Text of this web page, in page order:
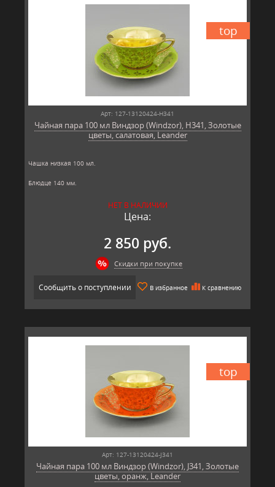
top
Арт: 127-13120424-H341
Чайная пара 100 мл Виндзор (Windzor), H341, Золотые
цветы, салатовая, Leander
Чашка низкая 100 мл.
Блюдце 140 мм.
Материал: твёрдый фарфор, позолота
Производитель: Leander, Чехия.
НЕТ В НАЛИЧИИ
Цена:
2 850 руб.
Скидки при покупке
Сообщить о поступлении В избранное К сравнению
top
Арт: 127-13120424-J341
Чайная пара 100 мл Виндзор (Windzor), J341, Золотые
цветы, оранж, Leander